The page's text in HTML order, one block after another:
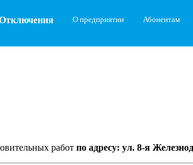
О предприятии Абонентам
работ по адресу: ул. 8-я